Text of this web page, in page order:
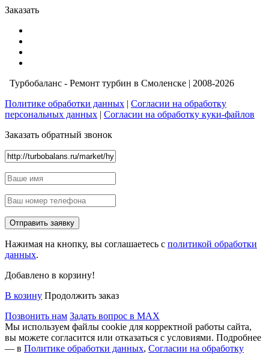
Заказать
Турбобаланс - Ремонт турбин в Смоленске | 2008-2026
Политике обработки данных | Согласии на обработку
персональных данных | Согласии на обработку куки-файлов
Заказать обратный звонок
Нажимая на кнопку, вы соглашаетесь с политикой обработки
данных.
Добавлено в корзину!
В козину Продолжить заказ
Позвонить нам Задать вопрос в MAX
Мы используем файлы cookie для корректной работы сайта,
вы можете согласится или отказаться с условиями. Подробнее
— в Политике обработки данных, Согласии на обработку